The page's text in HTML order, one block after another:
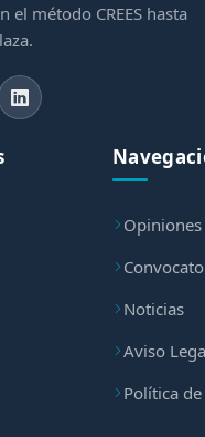
el método CREES hasta
Opiniones
Noticias
Aviso
Política